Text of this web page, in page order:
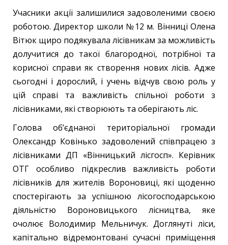
Учасники акції залишилися задоволеними своєю
роботою. Директор школи №12 м. Вінниці Олена
Вітюк щиро подякувала лісівникам за можливість
долучитися до такої благородної, потрібної та
корисної справи як створення нових лісів. Адже
сьогодні і дорослий, і учень відчув свою роль у
цій справі та важливість спільної роботи з
лісівниками, які створюють та оберігають ліс.
Голова об’єднаної територіальної громади
Олександр Ковінько задоволений співпрацею з
лісівниками ДП «Вінницький лісгосп». Керівник
ОТГ особливо підкреслив важливість роботи
лісівників для жителів Вороновиці, які щоденно
спостерігають за успішною лісогосподарською
діяльністю Вороновицького лісництва, яке
очолює Володимир Мельничук. Доглянуті ліси,
капітально відремонтовані сучасні приміщення